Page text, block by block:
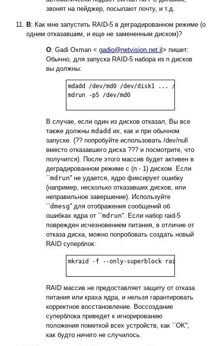
звонят на пейджер, посылают почту, и т.д.
В: Как мне запустить RAID-5 в деградированном режиме (о
одним отказавшим, и еще не замененным диском)?
О: Gadi Oxman < gadio@netvision.net.il > пишет:
Обычно, для запуска RAID-5 набора из n дисков
вы должны:
mdadd /dev/md0 /dev/disk1 ... /dev/disk(n)
mdrun -p5 /dev/md0
В случае, если один из дисков отказал, Вы все
также должны mdadd их, как и при обычном
запуске. (?? попробуйте использовать /dev/null
вместо отказавшего диска ??? и посмотрите, что
получится). После этого массив будет активен в
деградированном режиме с (n - 1) диском. Если
``mdrun'' не удается, ядро фиксирует ошибку
(например, несколько отказавших дисков, или
неправильное завершение). Используйте
``dmesg'' для отображения сообщений об
ошибках ядра от ``mdrun''. Если набор raid-5
поврежден исчезновением питания, в отличие от
отказа диска, можно попробовать создать новый
RAID суперблок:
mkraid -f --only-superblock raid5.conf
RAID массив не предоставляет защиту от отказа
питания или краха ядра, и нельзя гарантировать
корректное восстановление. Воссоздание
суперблока приведет к игнорированию
положения пометкой всех устройств, как ``OK'',
как будто ничего не случилось.